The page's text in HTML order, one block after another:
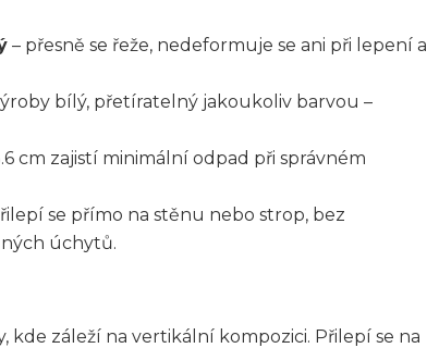
– přesně se řeže, nedeformuje se ani při lepení a
bílý, přetíratelný jakoukoliv barvou –
cm zajistí minimální odpad při správném
se přímo na stěnu nebo strop, bez
úchytů.
záleží na vertikální kompozici. Přilepí se na